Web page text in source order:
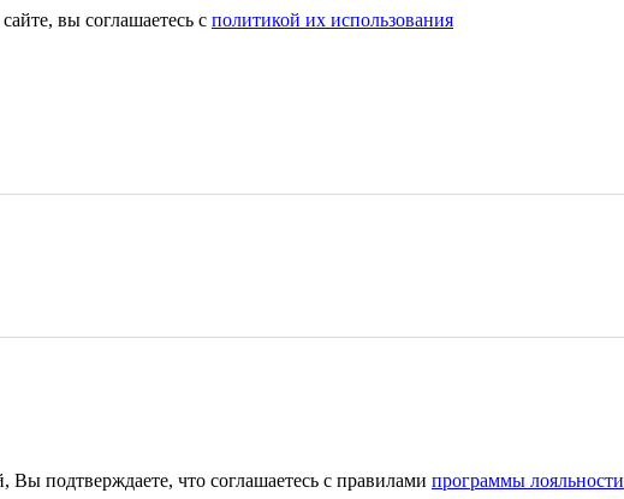
вы соглашаетесь с политикой их использования
подтверждаете, что соглашаетесь с правилами программы лояльности